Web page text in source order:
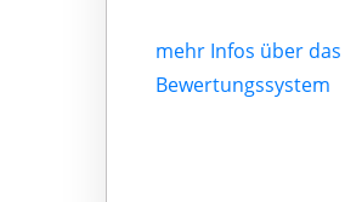
mehr Infos über das
Bewertungssystem